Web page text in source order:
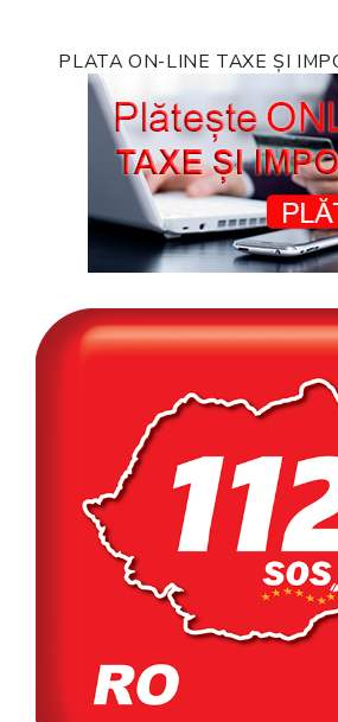
PLATA ON-LINE TAXE ȘI